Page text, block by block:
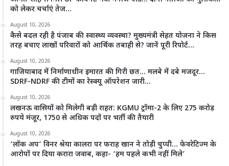
को लेकर चर्चाएं तेज…
August 10, 2026
कैसे बदल रही है पंजाब की स्वास्थ्य व्यवस्था? मुख्यमंत्री सेहत योजना ने किस
तरह बचाए लाखों परिवारों को आर्थिक तबाही से? जानें पूरी रिपोर्ट…
August 10, 2026
गाजियाबाद में निर्माणाधीन इमारत की गिरी छत… मलबे में दबे मजदूर…
SDRF-NDRF की टीमों का रेस्क्यू ऑपरेशन जारी…
August 10, 2026
लखनऊ वासियों को मिलेगी बड़ी राहत: KGMU ट्रॉमा-2 के लिए 275 करोड़
रुपये मंजूर, 1750 से अधिक पदों पर भर्ती की तैयारी
August 10, 2026
‘लॉक अप’ विनर श्रेया कालरा पर फराह खान ने तोड़ी चुप्पी… फेवरेटिज्म के
आरोपों पर दिया करारा जवाब, कहा- ‘हम पहले कभी नहीं मिले’